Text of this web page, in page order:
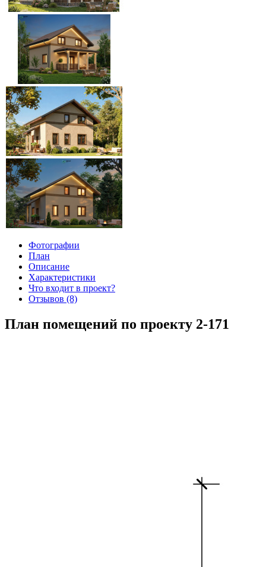
Фотографии
План
Описание
Характеристики
Что входит в проект?
Отзывов (8)
План помещений по проекту 2-171